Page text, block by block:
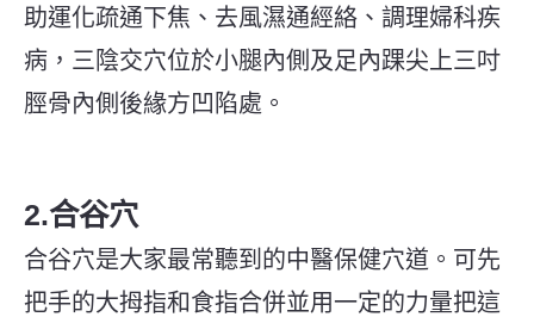
助運化疏通下焦、去風濕通經絡、調理婦科疾
病，三陰交穴位於小腿內側及足內踝尖上三吋
脛骨內側後緣方凹陷處。
2.合谷穴
合谷穴是大家最常聽到的中醫保健穴道。 可先
把手的大拇指和食指合併並用一定的力量把這